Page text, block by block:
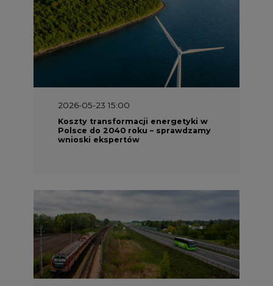
2026-05-23 15:00
Koszty transformacji energetyki w
Polsce do 2040 roku – sprawdzamy
wnioski ekspertów